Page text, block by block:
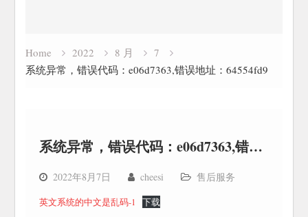
Home 2022 8 月
7
系统异常，错误代码：e06d7363,错误地址：64554fd9
系统异常，错误代码：e06d7363,错误地址：64554fd9
2022年8月7日 cheesi 售后服务
英文系统的中文是乱码-1 下载